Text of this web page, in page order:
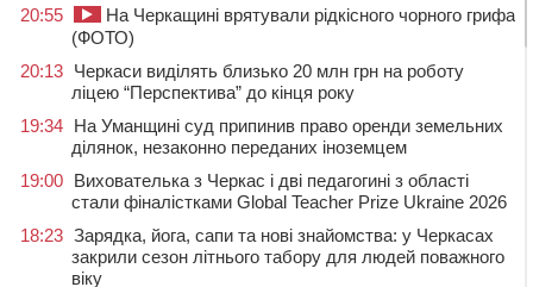
20:55
На Черкащині врятували рідкісного чорного грифа
(ФОТО)
20:13 Черкаси виділять близько 20 млн грн на роботу
ліцею “Перспектива” до кінця року
19:34 На Уманщині суд припинив право оренди земельних
ділянок, незаконно переданих іноземцем
19:00 Вихователька з Черкас і дві педагогині з області
стали фіналістками Global Teacher Prize Ukraine 2026
18:23 Зарядка, йога, сапи та нові знайомства: у Черкасах
закрили сезон літнього табору для людей поважного
віку